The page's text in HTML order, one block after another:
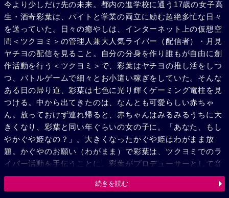
今より少しだけ先の未来。都内の進学校に通う17歳の女子高
生・酒寄彩葉は、バイトと学業の両立に励む超絶多忙な日々
を送っていた。日々の癒やしは、インターネット上の仮想空
間＜ツクヨミ＞の管理人兼大人気ライバー（配信者）・月見
ヤチヨの配信を見ること。自分の分身を作り誰もが自由に創
作活動を行う＜ツクヨミ＞で、彩葉はヤチヨの推し活をしつ
つ、バトルゲームで細々とお小遣い稼ぎをしていた。そんな
ある日の帰り道、彩葉は七色に光り輝くゲーミング電柱を見
つける。中から出てきたのは、なんとも可愛らしい赤ちゃ
ん。放っておけず連れ帰ると、赤ちゃんはみるみるうちに大
きくなり、彩葉と同い年ぐらいの女の子に。「あなた、もし
やかぐや姫なの？」。大きくなったかぐや姫はわがまま放
題。かぐやのお願い（わがまま）で彩葉は、ツクヨミでのラ
イバー活動を手伝うことに。彩葉がプロデューサーとして音
楽を作り、かぐやがライバーとして歌うことで、二人は少し
ずつ打ち解けていく。かぐやを月へと連れ戻す不吉な影が、
続きを読む